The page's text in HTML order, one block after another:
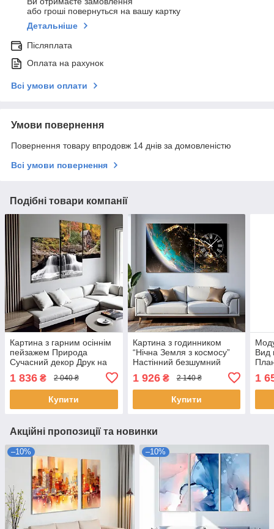
або гроші повернуться на вашу картку
Детальніше
Післяплата
Оплата на рахунок
Всі умови оплати
Умови повернення
Повернення товару впродовж 14 днів за домовленістю
Всі умови повернення
Подібні товари компанії
Картина з гарним осіннім
пейзажем Природа
Сучасний декор Друк на
частин
1 836 ₴ 2 040 ₴
Купити
Картина з годинником
“Нічна Земля з космосу”
Настінний безшумний
годинник Друк на полотні
100х60 з 2-х частин
1 926₴ 2 140 ₴
Купити
Вид
1
Акційні пропозиції та новинки
–10% –10%